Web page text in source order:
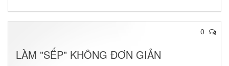
0
LÀM "SẾP" KHÔNG ĐƠN GIẢN